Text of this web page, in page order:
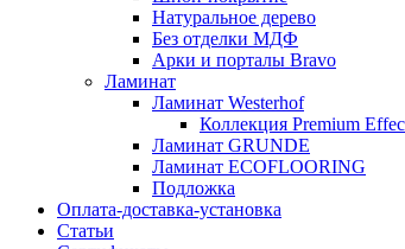
Натуральное дерево
Без отделки МДФ
Арки и порталы Bravo
Ламинат
Ламинат Westerhof
Коллекция Premium
Ламинат GRUNDE
Ламинат ECOFLOORING
Подложка
Оплата-доставка-установка
Статьи